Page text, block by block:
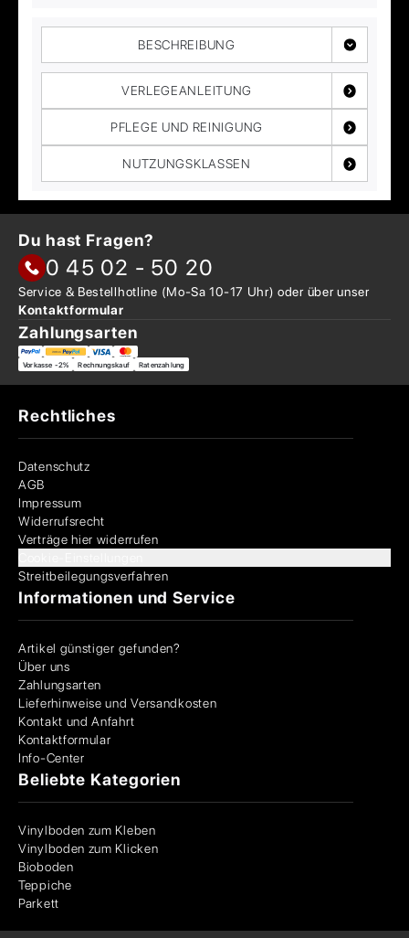
BESCHREIBUNG
VERLEGEANLEITUNG
PFLEGE UND REINIGUNG
NUTZUNGSKLASSEN
Du hast Fragen?
0 45 02 - 50 20
Service & Bestellhotline (Mo-Sa 10-17 Uhr) oder überunser
Kontaktformular
Zahlungsarten
Vorkasse -2% Rechnungskauf Ratenzahlung
Rechtliches
Datenschutz
AGB
Impressum
Widerrufsrecht
Verträge hier widerrufen
Streitbeilegungsverfahren
Informationen und Service
Artikel günstiger gefunden?
Über uns
Zahlungsarten
Lieferhinweise und Versandkosten
Kontakt und Anfahrt
Kontaktformular
Info-Center
Beliebte Kategorien
Vinylboden zum Kleben
Vinylboden zum Klicken
Bioboden
Teppiche
Parkett